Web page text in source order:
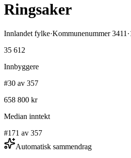
Ringsaker
Innlandet fylke·Kommunenummer3411 ·
35 612
Innbyggere
#30 av 357
658 800 kr
Median inntekt
#171 av 357
Automatisk sammendrag